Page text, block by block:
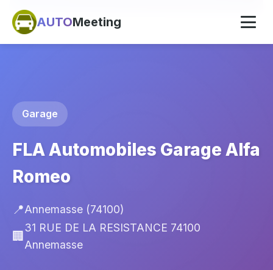
AUTOMeeting
Garage
FLA Automobiles Garage Alfa
Romeo
📍Annemasse (74100)
🏢
31 RUE DE LA RESISTANCE 74100
Annemasse